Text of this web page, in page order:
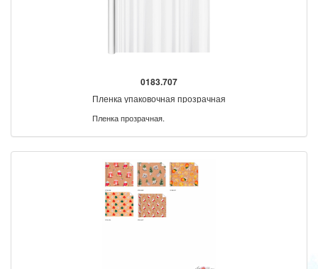
0183.707
Пленка упаковочная прозрачная
Пленка прозрачная.